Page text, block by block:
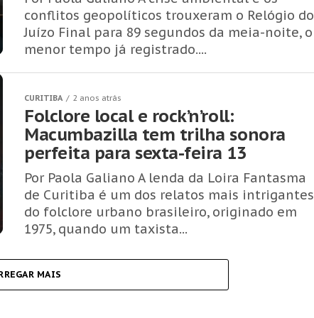
conflitos geopolíticos trouxeram o Relógio do
Juízo Final para 89 segundos da meia-noite, o
menor tempo já registrado....
CURITIBA 2 anos atrás
Folclore local e rock’n’roll:
Macumbazilla tem trilha sonora
perfeita para sexta-feira 13
Por Paola Galiano A lenda da Loira Fantasma
de Curitiba é um dos relatos mais intrigantes
do folclore urbano brasileiro, originado em
1975, quando um taxista...
MAIS